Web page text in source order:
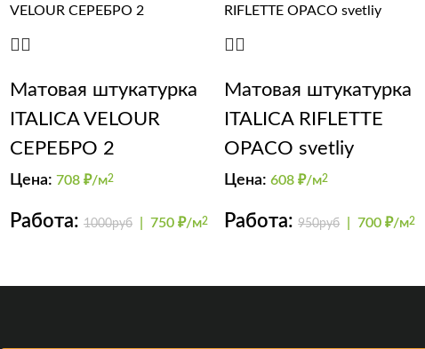
Матовая штукатурка
ITALICA VELOUR
СЕРЕБРО 2
Цена: 708 ₽/м2
Работа: 1000руб 750 ₽/м2
Матовая штукатурка
ITALICA RIFLETTE
OPACO svetliy
Цена:608₽/м2
Работа:950руб 700 ₽/м2